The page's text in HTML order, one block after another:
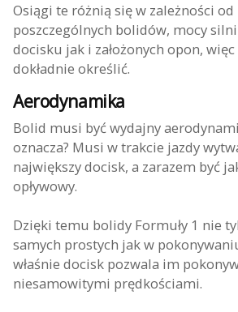
Osiągi te różnią się w zależności
poszczególnych bolidów, mocy
docisku jak i założonych opon,
dokładnie określić.
Aerodynamika
Bolid musi być wydajny
oznacza? Musi w trakcie jazdy
największy docisk, a zarazem być
opływowy.
Dzięki temu bolidy Formuły 1 nie
samych prostych jak w
właśnie docisk pozwala im
niesamowitymi prędkościami.